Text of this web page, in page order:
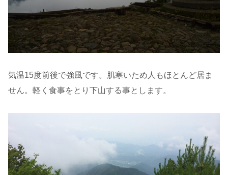
気温15度前後で強風です。肌寒いため人もほとんど居ま
せん。軽く食事をとり下山する事とします。